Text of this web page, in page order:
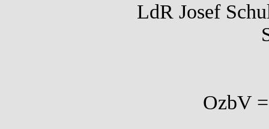
LdR Josef
OzbV